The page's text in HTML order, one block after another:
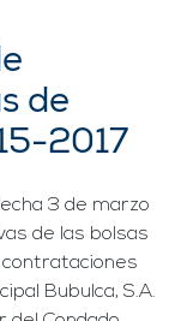
de
2017
3 de marzo
de las bolsas
Bubulca, S.A.